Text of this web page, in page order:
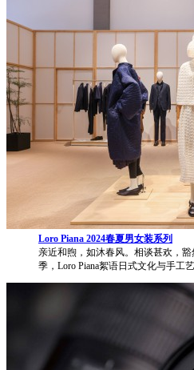
Loro Piana 2024春夏男女装系列
亲近和煦，如沐春风。相谈甚欢，
季，Loro Piana絮语日式文化与手工